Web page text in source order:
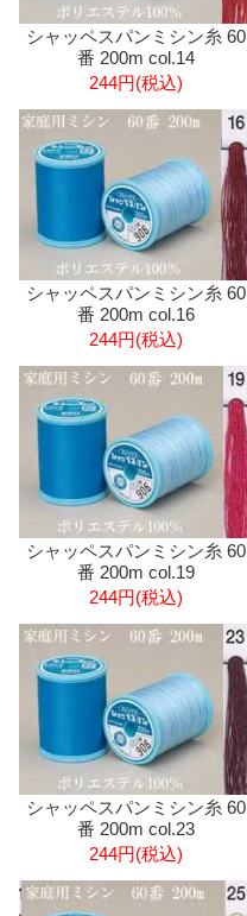
シャッペスパンミシン糸 60
番 200m col.14
244円(税込)
シャッペスパンミシン糸 60
番 200m col.16
244円(税込)
シャッペスパンミシン糸 60
番 200m col.19
244円(税込)
シャッペスパンミシン糸 60
番 200m col.23
244円(税込)